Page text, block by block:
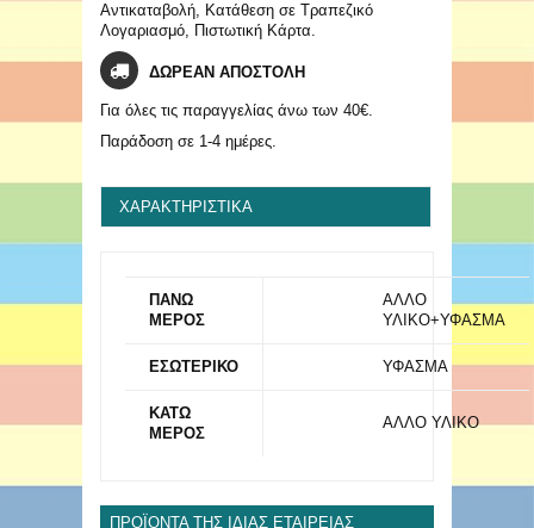
Αντικαταβολή, Κατάθεση σε Τραπεζικό
Λογαριασμό, Πιστωτική Κάρτα.
ΔΩΡΕΑΝ ΑΠΟΣΤΟΛΗ
Για όλες τις παραγγελίας άνω των 40€.
Παράδοση σε 1-4 ημέρες.
ΧΑΡΑΚΤΗΡΙΣΤΙΚΆ
ΠΑΝΩ
ΜΕΡΟΣ
ΑΛΛΟ
ΥΛΙΚΟ+ΥΦΑΣΜΑ
ΕΣΩΤΕΡΙΚΟ ΥΦΑΣΜΑ
ΚΑΤΩ
ΜΕΡΟΣ
ΑΛΛΟ ΥΛΙΚΟ
ΠΡΟΪΌΝΤΑ ΤΗΣ ΊΔΙΑΣ ΕΤΑΙΡΕΊΑΣ